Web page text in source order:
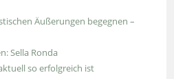
Äußerungen begegnen –
Sella Ronda
so erfolgreich ist